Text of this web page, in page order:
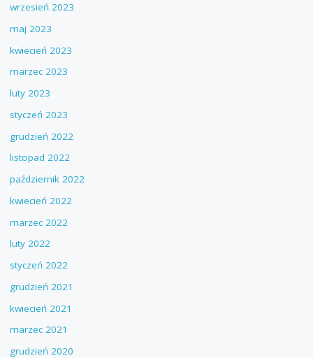
wrzesień 2023
maj 2023
kwiecień 2023
marzec 2023
luty 2023
styczeń 2023
grudzień 2022
listopad 2022
październik 2022
kwiecień 2022
marzec 2022
luty 2022
styczeń 2022
grudzień 2021
kwiecień 2021
marzec 2021
grudzień 2020